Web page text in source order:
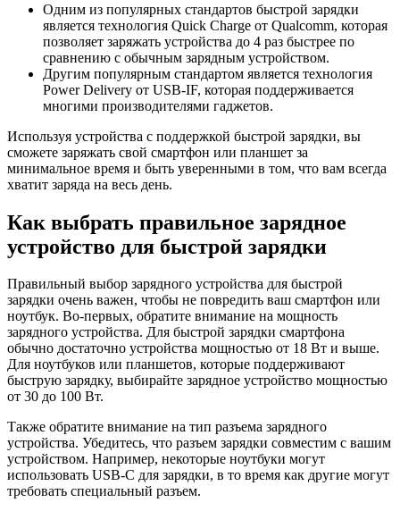
Одним из популярных стандартов быстрой зарядки
является технология Quick Charge от Qualcomm, которая
позволяет заряжать устройства до 4 раз быстрее по
сравнению с обычным зарядным устройством.
Другим популярным стандартом является технология
Power Delivery от USB-IF, которая поддерживается
многими производителями гаджетов.
Используя устройства с поддержкой быстрой зарядки, вы
сможете заряжать свой смартфон или планшет за
минимальное время и быть уверенными в том, что вам всегда
хватит заряда на весь день.
Как выбрать правильное зарядное
устройство для быстрой зарядки
Правильный выбор зарядного устройства для быстрой
зарядки очень важен, чтобы не повредить ваш смартфон или
ноутбук. Во-первых, обратите внимание на мощность
зарядного устройства. Для быстрой зарядки смартфона
обычно достаточно устройства мощностью от 18 Вт и выше.
Для ноутбуков или планшетов, которые поддерживают
быструю зарядку, выбирайте зарядное устройство мощностью
от 30 до 100 Вт.
Также обратите внимание на тип разъема зарядного
устройства. Убедитесь, что разъем зарядки совместим с вашим
устройством. Например, некоторые ноутбуки могут
использовать USB-C для зарядки, в то время как другие могут
требовать специальный разъем.